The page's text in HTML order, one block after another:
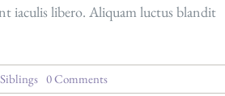
iaculis libero. Aliquam luctus blandit
Siblings 0 Commentson